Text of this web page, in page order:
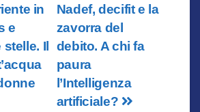
Nadef, decifit e la
zavorra del
debito. A chi fa
paura
l’Intelligenza
artificiale?
in
e
Il